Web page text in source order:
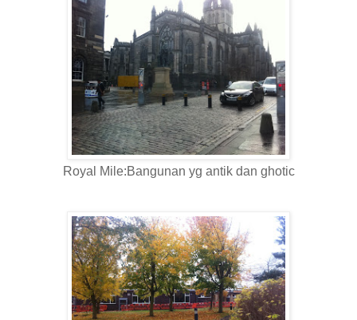
Royal Mile:Bangunan yg antik dan ghotic